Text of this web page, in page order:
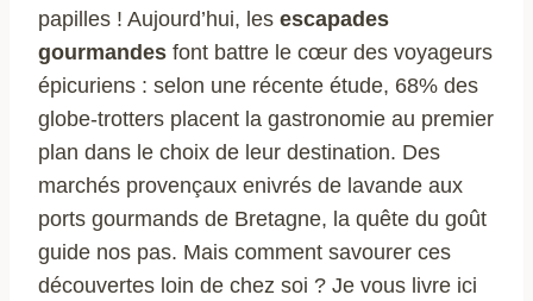
papilles ! Aujourd’hui, les escapades
gourmandes font battre le cœur des voyageurs
épicuriens : selon une récente étude, 68% des
globe-trotters placent la gastronomie au premier
plan dans le choix de leur destination. Des
marchés provençaux enivrés de lavande aux
ports gourmands de Bretagne, la quête du goût
guide nos pas. Mais comment savourer ces
découvertes loin de chez soi ? Je vous livre ici